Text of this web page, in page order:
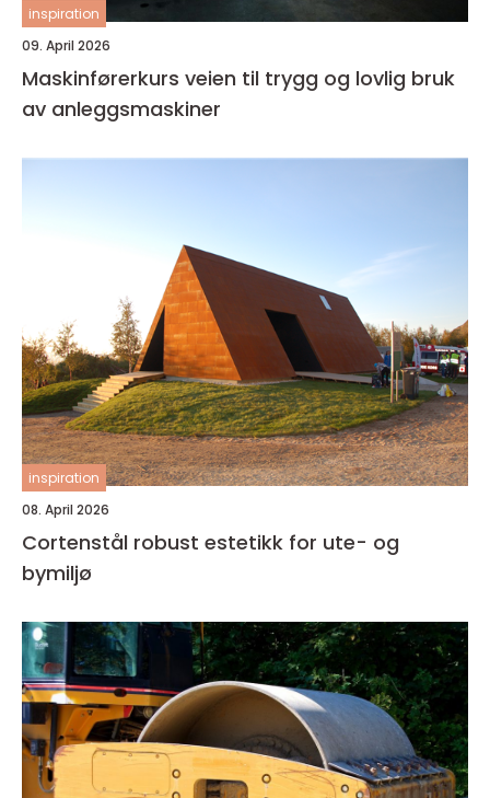
inspiration
09. April 2026
Maskinførerkurs veien til trygg og lovlig bruk
av anleggsmaskiner
inspiration
08. April 2026
Cortenstål robust estetikk for ute- og
bymiljø